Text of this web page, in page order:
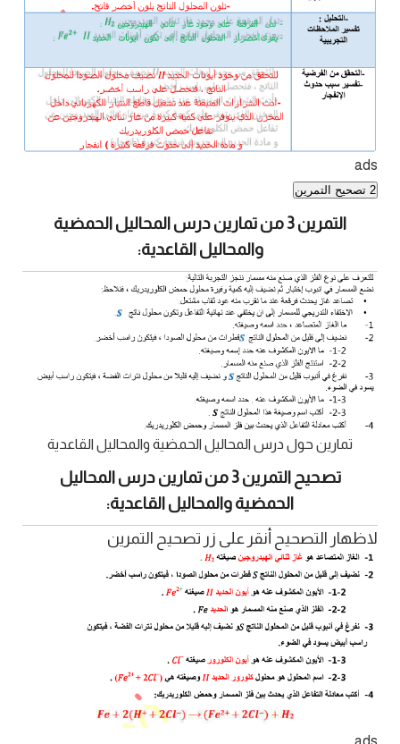
ads
2 تصحيح التمرين
التمرين 3 من تمارين درس المحاليل الحمضية
والمحاليل القاعدية:
تمارين حول درس المحاليل الحمضية والمحاليل القاعدية
تصحيح التمرين 3 من تمارين درس المحاليل
الحمضية والمحاليل القاعدية:
لاظهار التصحيح أنقر على زر تصحيح التمرين